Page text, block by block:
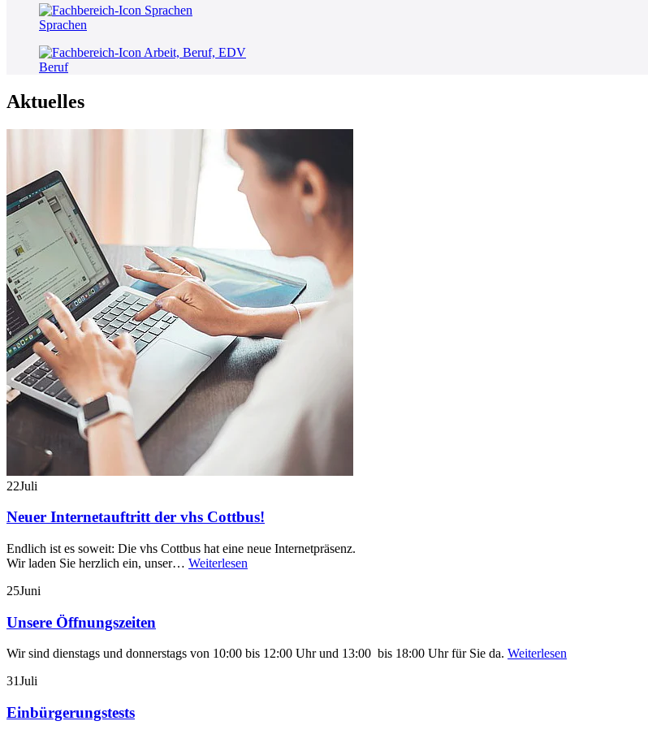
Sprachen
Beruf
Aktuelles
22Juli
Neuer Internetauftritt der vhs Cottbus!
Endlich ist es soweit: Die vhs Cottbus hat eine neue Internetpräsenz.
Wir laden Sie herzlich ein, unser… Weiterlesen
25Juni
Unsere Öffnungszeiten
Wir sind dienstags und donnerstags von 10:00 bis 12:00 Uhr und 13:00 bis 18:00 Uhr für Sie da. Weiterlesen
31Juli
Einbürgerungstests